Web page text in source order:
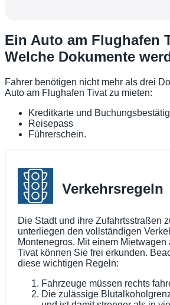
Ein Auto am Flughafen
Welche Dokumente
Fahrer benötigen nicht mehr als drei
Auto am Flughafen Tivat zu mieten:
Kreditkarte und
Reisepass
Führerschein.
Verkehrsregeln
Die Stadt und ihre Zufahrtsstraßen
unterliegen den vollständigen
Montenegros. Mit einem Mietwagen
Tivat können Sie frei erkunden.
diese wichtigen Regeln:
Fahrzeuge müssen rechts
Die zulässige